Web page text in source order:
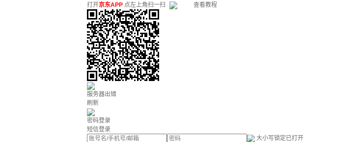
打开京东APP 点左上角扫一扫 查看教程
服务器出错
刷新
密码登录
短信登录
大小写锁定已打开